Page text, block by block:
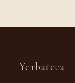
Yerbateca